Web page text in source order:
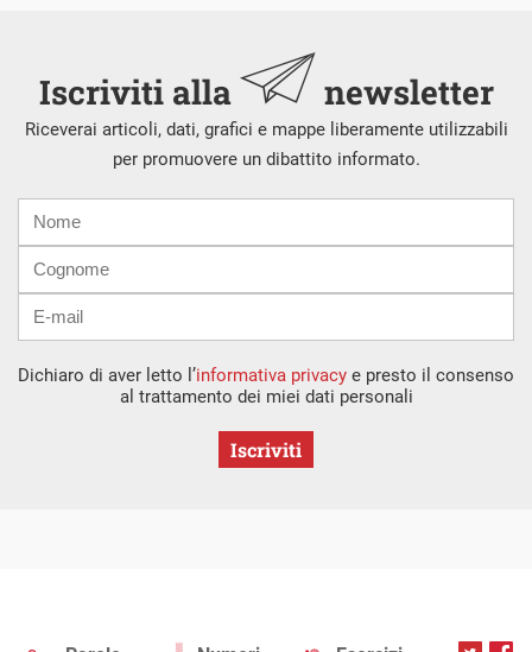
Iscriviti alla newsletter
Riceverai articoli, dati, grafici e mappe liberamente utilizzabili
per promuovere un dibattito informato.
mail
Dichiaro di aver letto l’informativa privacy e presto il consenso
al trattamento dei miei dati personali
Iscriviti